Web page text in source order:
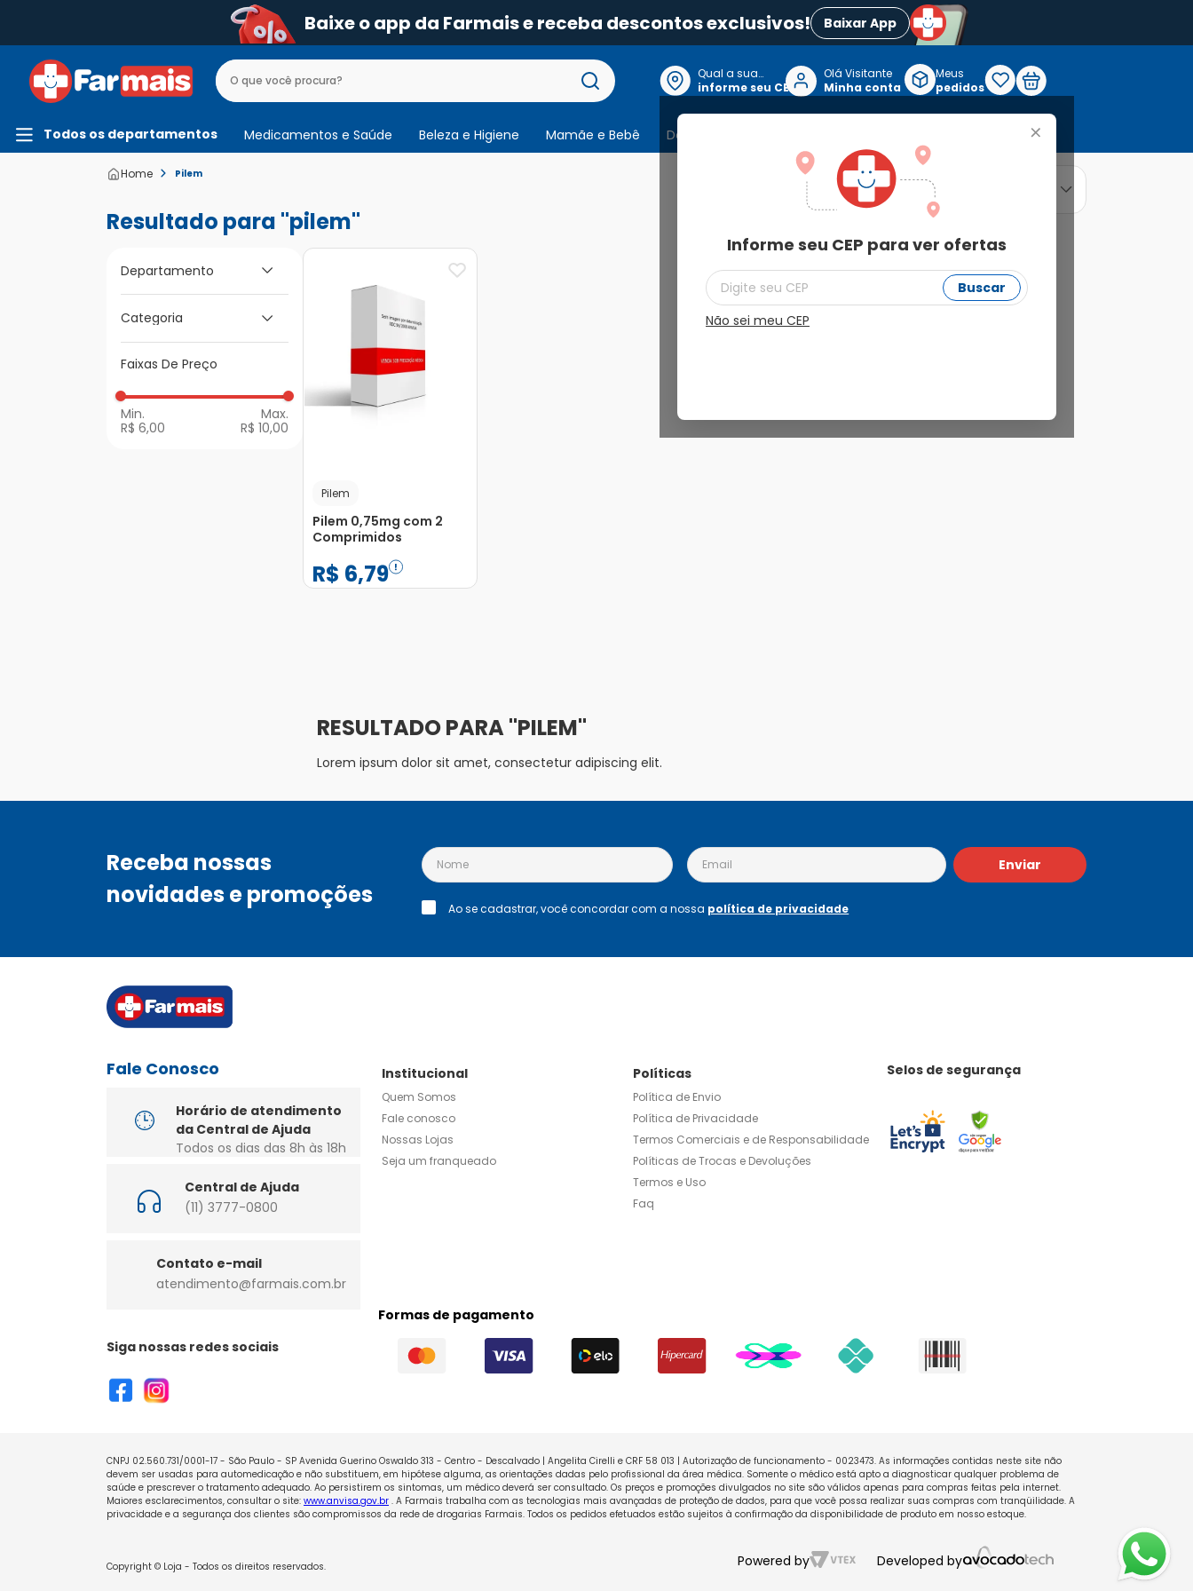
Baixe o app da Farmais e receba descontos exclusivos! Baixar App
Qual a sua
localização?
informe seu CEP
+
Informe seu CEP para ver ofertas
Buscar
Não sei meu CEP
Olá Visitante
Minha conta
Meus
pedidos
Todos os departamentos Medicamentos e Saúde Beleza e Higiene Mamãe e Bebê Dermocosmeticos
Pilem
pilem
Departamento
Medicamentos e
Saúde
Categoria
Contraceptivos e Diu
Faixas De Preço
R$ 6,00 R$ 10,00
ordenar por
Pilem
Pilem 0,75mg com 2
Comprimidos
R$ 6,79
PILEM
Lorem ipsum dolor sit amet, consectetur adipiscing elit.
Receba nossas
novidades e promoções
Enviar
Ao se cadastrar, você concordar com a nossa política de privacidade
Fale Conosco
Horário de atendimento
da Central de Ajuda
Todos os dias das 8h às 18h
Central de Ajuda
(11) 3777-0800
Contato e-mail
atendimento@farmais.com.br
Siga nossas redes sociais
Institucional
Quem Somos
Fale conosco
Nossas Lojas
Seja um franqueado
Políticas
Política de Envio
Política de Privacidade
Termos Comerciais e de Responsabilidade
Políticas de Trocas e Devoluções
Termos e Uso
Faq
Selos de segurança
Formas de pagamento
CNPJ 02.560.731/0001-17 - São Paulo - SP Avenida Guerino Oswaldo 313 - Centro - Descalvado | Angelita Cirelli e CRF 58 013 | Autorização de funcionamento - 0023473. As informações contidas neste site não
devem ser usadas para automedicação e não substituem, em hipótese alguma, as orientações dadas pelo profissional da área médica. Somente o médico está apto a diagnosticar qualquer problema de
saúde e prescrever o tratamento adequado. Ao persistirem os sintomas, um médico deverá ser consultado. Os preços e promoções divulgados no site são válidos apenas para compras feitas pela internet.
Maiores esclarecimentos, consultar o site: www.anvisa.gov.br . A Farmais trabalha com as tecnologias mais avançadas de proteção de dados, para que você possa realizar suas compras com tranqüilidade. A
privacidade e a segurança dos clientes são compromissos da rede de drogarias Farmais. Todos os pedidos efetuados estão sujeitos à confirmação da disponibilidade de produto em nosso estoque.
Copyright © Loja - Todos os direitos reservados. Powered by Developed by